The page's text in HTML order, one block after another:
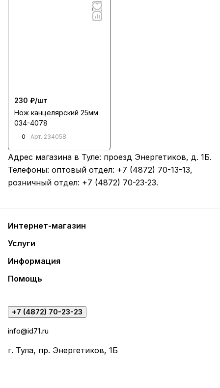
230 ₽/шт
Нож канцелярский 25мм
034-4078
0 Арт. 234058
Адрес магазина в Туле: проезд Энергетиков, д. 1Б.
Телефоны: оптовый отдел: +7 (4872) 70-13-13,
розничный отдел: +7 (4872) 70-23-23.
Интернет-магазин
Услуги
Информация
Помощь
+7 (4872) 70-23-23
info@id71.ru
г. Тула, пр. Энергетиков, 1Б